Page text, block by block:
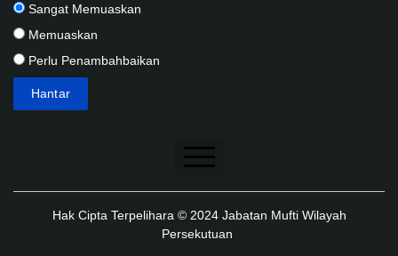
Sangat Memuaskan
Memuaskan
Perlu Penambahbaikan
Penafian
Dasar Keselamatan
Hak Cipta Terpelihara © 2024 Jabatan Mufti Wilayah
Persekutuan